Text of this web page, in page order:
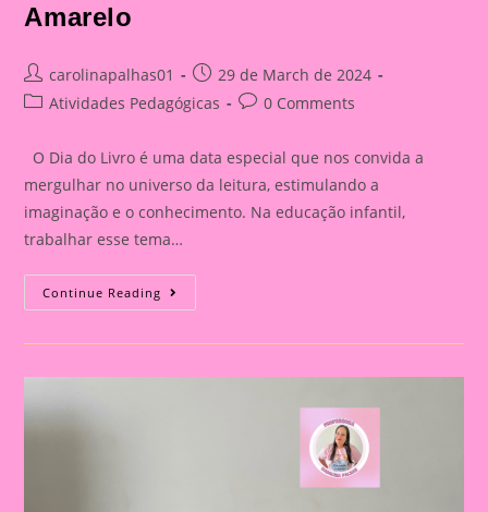
Amarelo
Post
author:
carolinapalhas01
Post
published:
29 de March de 2024
PostAtividades Pedagógicas
Post0 Comments
O Dia do Livro é uma data especial que nos convida a
mergulhar no universo da leitura, estimulando a
imaginação e o conhecimento. Na educação infantil,
trabalhar esse tema…
Continue Reading Atividade
Sítio